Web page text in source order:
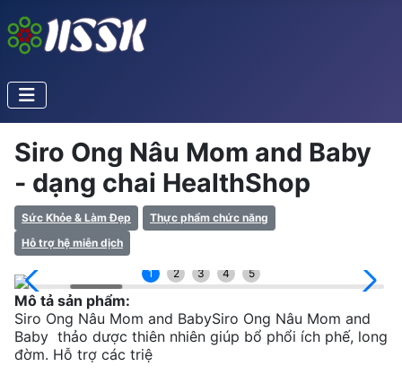
Siro Ong Nâu Mom and Baby
- dạng chai ️HealthShop️
Sức Khỏe & Làm Đẹp
Thực phẩm chức năng
Hỗ trợ hệ miễn dịch
1 2 3 4 5
Mô tả sản phẩm:
Siro Ong Nâu Mom and BabySiro Ong Nâu Mom and
Baby thảo dược thiên nhiên giúp bổ phổi ích phế, long
đờm. Hỗ trợ các triệ